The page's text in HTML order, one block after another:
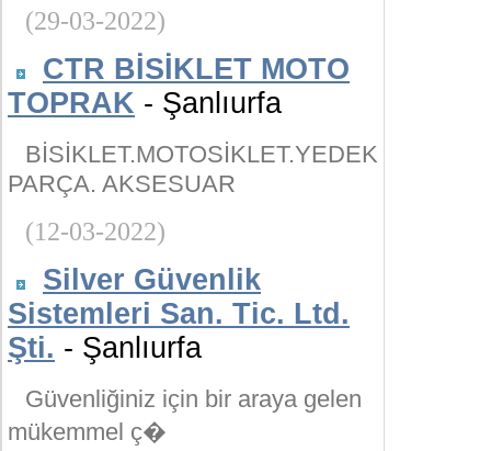
(29-03-2022)
CTR BİSİKLET MOTO
TOPRAK - Şanlıurfa
BİSİKLET.MOTOSİKLET.YEDEK
PARÇA. AKSESUAR
(12-03-2022)
Silver Güvenlik
Sistemleri San. Tic. Ltd.
Şti. - Şanlıurfa
Güvenliğiniz için bir araya gelen
mükemmel ç�